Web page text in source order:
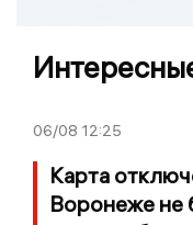
06/08 12:25
Карта
Воронеже не